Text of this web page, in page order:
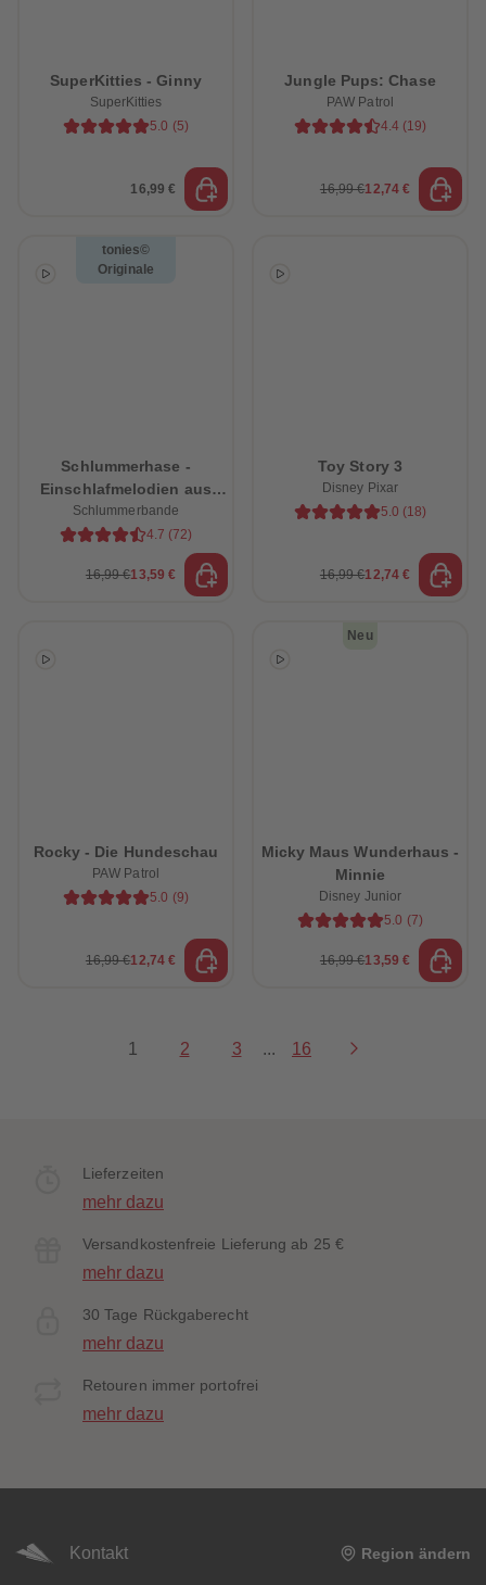
SuperKitties - Ginny
SuperKitties
5.0 (5)
16,99 €
Jungle Pups: Chase
PAW Patrol
4.4 (19)
16,99 €12,74 €
tonies©
Originale
Schlummerhase -
Einschlafmelodien aus
dem Schlummerwald
Schlummerbande
4.7 (72)
16,99 €13,59 €
Toy Story 3
Disney Pixar
5.0 (18)
16,99 €12,74 €
Rocky - Die Hundeschau
PAW Patrol
5.0 (9)
16,99 €12,74 €
Neu
Micky Maus Wunderhaus -
Minnie
Disney Junior
5.0 (7)
16,99 €13,59 €
1 2 3 ... 16
Lieferzeiten
mehr dazu
Versandkostenfreie Lieferung ab 25 €
mehr dazu
30 Tage Rückgaberecht
mehr dazu
Retouren immer portofrei
mehr dazu
Kontakt Region ändern